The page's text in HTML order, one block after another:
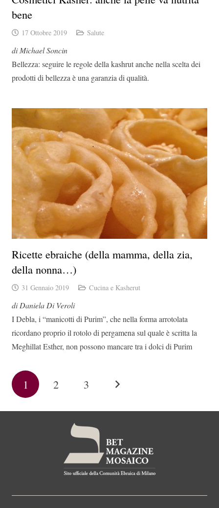
bene
17 Ottobre 2019 Salute
di Michael Soncin
Bellezza: seguire le regole della kashrut anche nella scelta dei
prodotti di bellezza è una garanzia di qualità.
Ricette ebraiche (della mamma, della zia,
della nonna…)
31 Gennaio 2019 Cucina e Kasherut
di Daniela Di Veroli
I Debla, i “manicotti di Purim”, che nella forma arrotolata
ricordano proprio il rotolo di pergamena sul quale è scritta la
Meghillat Esther, non possono mancare tra i dolci di Purim
1 2 3